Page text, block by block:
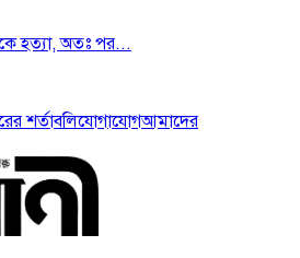
হত্যা, অতঃ পর...
শর্তাবলিযোগাযোগআমাদের